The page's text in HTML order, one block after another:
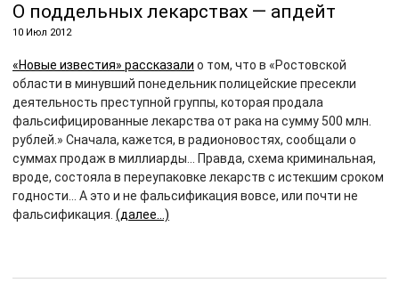
О поддельных лекарствах — апдейт
10 Июл 2012
«Новые известия» рассказали о том, что в «Ростовской
области в минувший понедельник полицейские пресекли
деятельность преступной группы, которая продала
фальсифицированные лекарства от рака на сумму 500 млн.
рублей.» Сначала, кажется, в радионовостях, сообщали о
суммах продаж в миллиарды… Правда, схема криминальная,
вроде, состояла в переупаковке лекарств с истекшим сроком
годности… А это и не фальсификация вовсе, или почти не
фальсификация. (далее…)